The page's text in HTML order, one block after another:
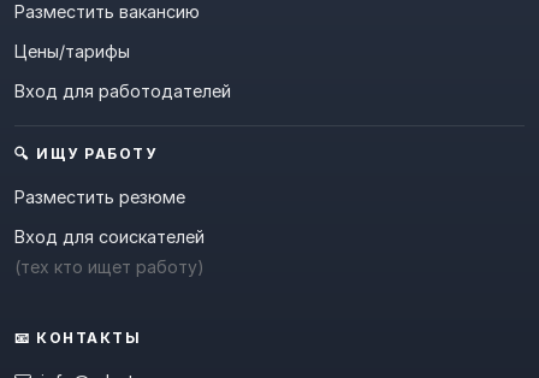
Разместить вакансию
Цены/тарифы
Вход для работодателей
🔍 ИЩУ РАБОТУ
Разместить резюме
Вход для соискателей
(тех кто ищет работу)
📧 КОНТАКТЫ